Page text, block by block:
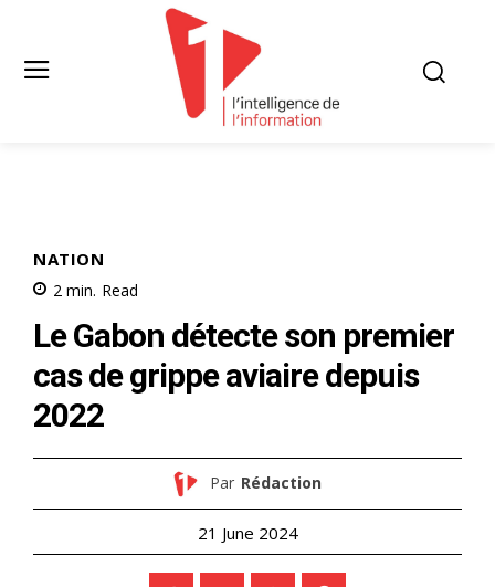
NATION
2 min. Read
Le Gabon détecte son premier
cas de grippe aviaire depuis
2022
Par Rédaction
21 June 2024